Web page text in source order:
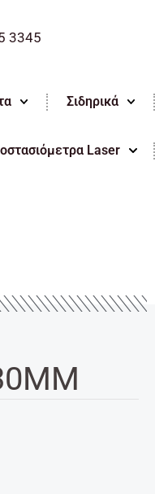
3345
Σιδηρικά
Laser